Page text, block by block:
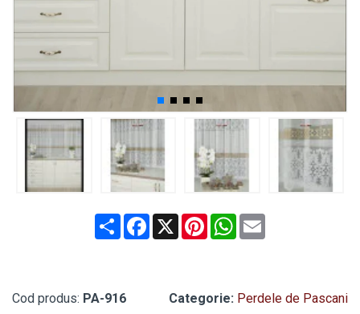
ShareFacebook
X PinterestWhatsApp
Email
Cod produs: PA-916 Categorie: Perdele de Pascani